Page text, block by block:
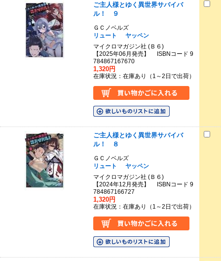
ご主人様とゆく異世界サバイバ
ル！ ９
ＧＣノベルズ
リュート
ヤッペン
マイクロマガジン社 (Ｂ６)
【2025年06月発売】 ISBNコード 9
784867167670
1,320円
在庫状況：在庫あり（1～2日で出荷）
ご主人様とゆく異世界サバイバ
ル！ ８
ＧＣノベルズ
リュート
ヤッペン
マイクロマガジン社 (Ｂ６)
【2024年12月発売】 ISBNコード 9
784867166727
1,320円
在庫状況：在庫あり（1～2日で出荷）